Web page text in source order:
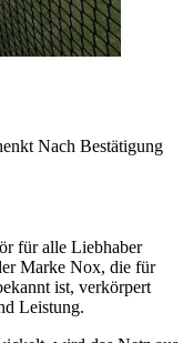
Nach Bestätigung
für alle Liebhaber
Marke Nox, die für
ist, verkörpert
Leistung.